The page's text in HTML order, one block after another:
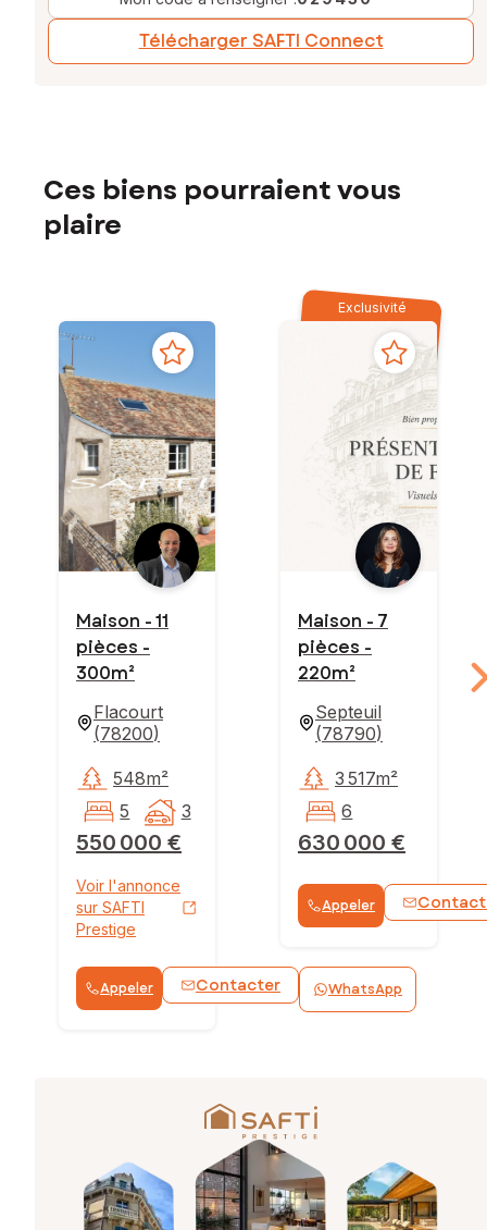
Télécharger SAFTI Connect
Ces biens pourraient vous
plaire
Maison - 11
pièces -
300m²
Flacourt
(78200)
550 000 €
548m²
5
3
Voir l'annonce
sur SAFTI
Prestige
Appeler Contacter WhatsApp
Exclusivité
Maison - 7
pièces -
220m²
Septeuil
(78790)
630 000 €
3 517m²
6
Appeler